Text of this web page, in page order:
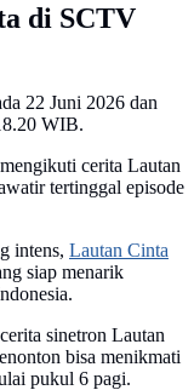
di SCTV
22 Juni 2026 dan
WIB.
cerita Lautan
tertinggal episode
intens, Lautan Cinta
siap menarik
sinetron Lautan
bisa menikmati
pukul 6 pagi.